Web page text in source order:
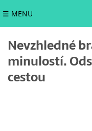
☰ MENU
Nevzhledné
minulostí.
cestou